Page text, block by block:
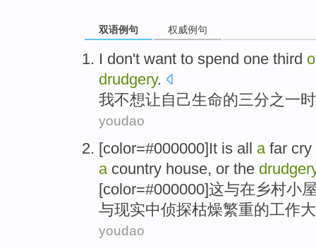
双语例句 权威例句
I don't want to spend one third
drudgery.
我不想让自己生命的三分之一
youdao
[color=#000000]It is all afar cry
a country house, or the
[color=#000000]这与在乡村小
与现实中侦探枯燥繁重的工作
youdao